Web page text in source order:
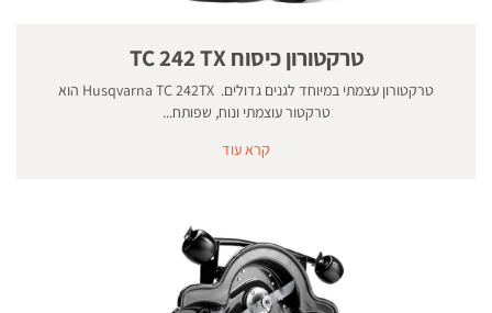
טרקטורון כיסוח TC 242 TX
טרקטורון עצמתי במיוחד לגנים גדולים. Husqvarna TC 242TX הוא
טרקטור עוצמתי ונוח, שפותח...
קרא עוד